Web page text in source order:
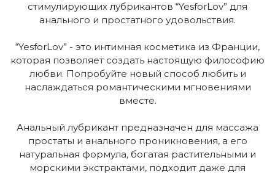
стимулирующих лубрикантов “YesforLov” для
анального и простатного удовольствия.
“YesforLov” - это интимная косметика из Франции,
которая позволяет создать настоящую философию
любви. Попробуйте новый способ любить и
наслаждаться романтическими мгновениями
вместе.
Анальный лубрикант предназначен для массажа
простаты и анального проникновения, а его
натуральная формула, богатая растительными и
морскими экстрактами, подходит даже для